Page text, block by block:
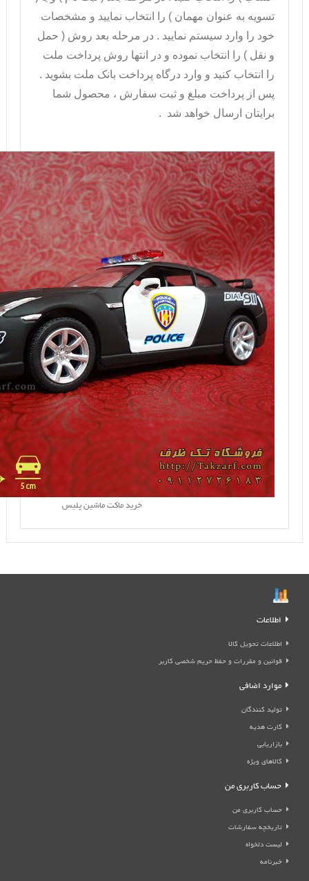
تسويه به عنوان مهمان ) را انتخاب نماييد و مشخصات
خود را وارد سيستم نماييد . در مرحله بعد روش ( حمل
و نقل ) را انتخاب نموده و در انتها روش پرداخت ملت
را انتخاب کنيد و وارد درگاه پرداخت بانک ملت بشويد .
پس از پرداخت مبلغ و ثبت سفارش ، محصول شما
برايتان ارسال خواهد شد .
خرید ماکت ماشین پلیس
اطلاعات
اطلاعات تحویل کالا
قوانین و مقررات و حفظ حریم شخصی کاربر
موارد اضافی
تولید کنندگان
کارت هدیه
بازاریابی
کالاهای ویژه
حساب کاربری من
حساب کاربری من
تاریخچه سفارشات
لیست دلخواه
خبرنامه